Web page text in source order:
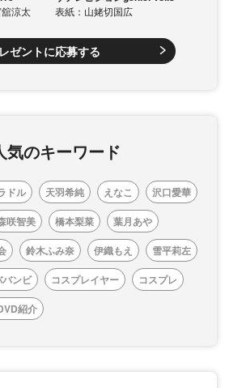
涼太 表紙：山姥切国広
ゼントに応募する
気のキーワード
ドル 天羽希純 えなこ
沢口愛華
咲智美 橋本梨菜
葉月あや
鈴木ふみ奈 伊織もえ
雪平莉左
ンビ コスプレイヤー
コスプレ
紹介